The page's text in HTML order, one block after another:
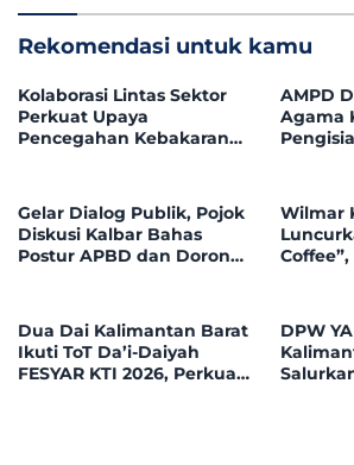
Rekomendasi untuk kamu
Kolaborasi Lintas Sektor
Perkuat Upaya
Pencegahan Kebakaran
AMPD
Agama
Bidding
Gelar Dialog Publik, Pojok
Diskusi Kalbar Bahas
Postur APBD dan Dorong
Pusat
Wilmar
Dua Dai Kalimantan Barat
Ikuti ToT Da’i-Daiyah
FESYAR KTI 2026, Perkuat
DPW